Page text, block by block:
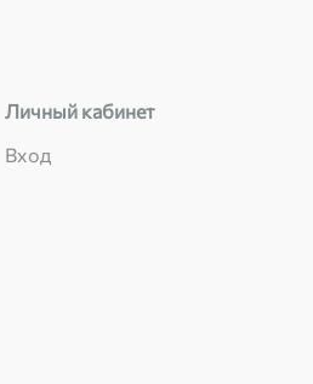
Личный кабинет
Вход